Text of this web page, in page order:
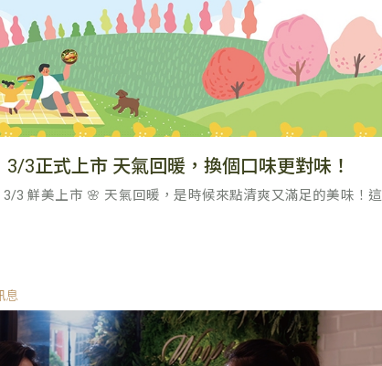
3正式上市 天氣回暖，換個口味更對味！
3 鮮美上市 🌸 天氣回暖，是時候來點清爽又滿足的美味！這
息